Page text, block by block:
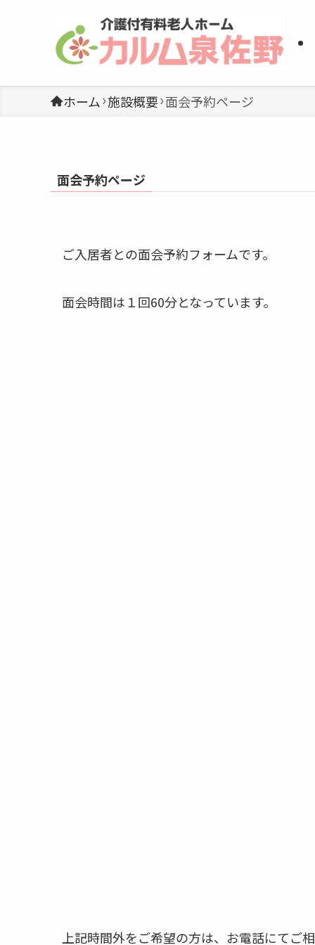
ホーム 施設概要 面会予約ページ
面会予約ページ
ご入居者との面会予約フォームです。
面会時間は１回60分となっています。
上記時間外をご希望の方は、お電話にてご